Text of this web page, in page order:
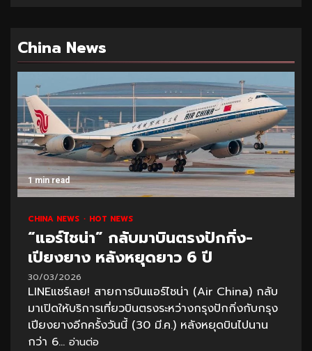
China News
1 min read
CHINA NEWS HOT NEWS
“แอร์ไชน่า” กลับมาบินตรงปักกิ่ง-
เปียงยาง หลังหยุดยาว 6 ปี
30/03/2026
LINEแชร์เลย! สายการบินแอร์ไชน่า (Air China) กลับ
มาเปิดให้บริการเที่ยวบินตรงระหว่างกรุงปักกิ่งกับกรุง
เปียงยางอีกครั้งวันนี้ (30 มี.ค.) หลังหยุดบินไปนาน
กว่า 6... อ่านต่อ